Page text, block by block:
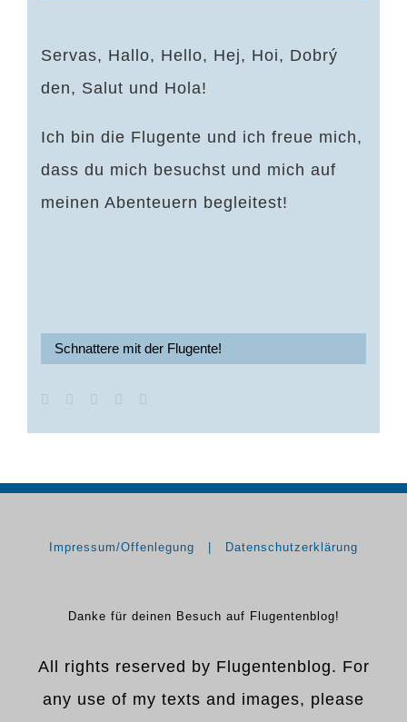
Servas, Hallo, Hello, Hej, Hoi, Dobrý
den, Salut und Hola!
Ich bin die Flugente und ich freue mich,
dass du mich besuchst und mich auf
meinen Abenteuern begleitest!
Schnattere mit der Flugente!
Impressum/Offenlegung Datenschutzerklärung
Danke für deinen Besuch auf Flugentenblog!
All rights reserved by Flugentenblog. For
any use of my texts and images, please